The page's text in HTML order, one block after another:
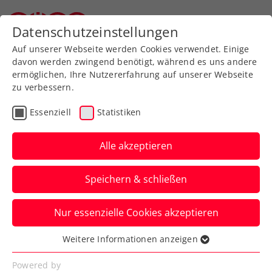
Kids-Ansprechpartner
Ansprechpartner Kids-Tennis im
OÖTV
Datenschutzeinstellungen
Auf unserer Webseite werden Cookies verwendet. Einige
davon werden zwingend benötigt, während es uns andere
ermöglichen, Ihre Nutzererfahrung auf unserer Webseite
zu verbessern.
Essenziell Statistiken
Alle akzeptieren
Speichern & schließen
Nur essenzielle Cookies akzeptieren
Essenziell
Essenzielle Cookies werden für grundlegende
Weitere Informationen anzeigen
Powered by